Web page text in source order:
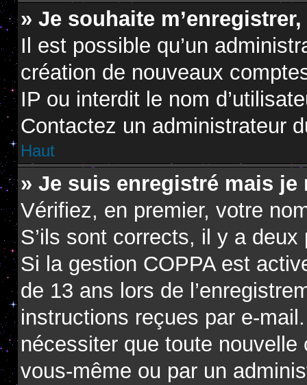
» Je souhaite
Il est possible qu’un
création de nouveaux
IP ou interdit le nom
Contactez un administrateur
Haut
» Je suis enregistré mais
Vérifiez, en premier, votre
S’ils sont corrects, il y a
Si la gestion COPPA est
de 13 ans lors de
instructions reçues par e-
nécessiter que toute
vous-même ou par un